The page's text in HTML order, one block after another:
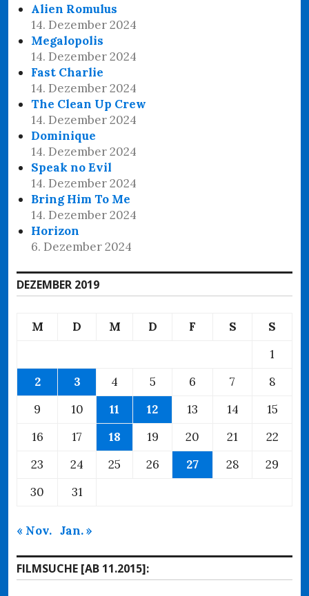
Alien Romulus
14. Dezember 2024
Megalopolis
14. Dezember 2024
Fast Charlie
14. Dezember 2024
The Clean Up Crew
14. Dezember 2024
Dominique
14. Dezember 2024
Speak no Evil
14. Dezember 2024
Bring Him To Me
14. Dezember 2024
Horizon
6. Dezember 2024
DEZEMBER 2019
M D M D F S
S
1
2
3 4 5 6 7
8
9
10 11 12 13 14
15
16
17 18 19 20 21
22
23
24 25 26 27 28
29
30
31
« Nov. Jan. »
FILMSUCHE [AB 11.2015]: